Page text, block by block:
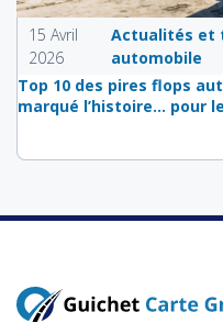
15 Avril
2026
Actualités et
automobile
Top 10 des pires flops
marqué l’histoire… pour